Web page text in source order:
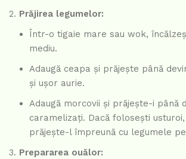
Prăjirea legumelor:
Într-o tigaie mare sau wok,
mediu.
Adaugă ceapa și prăjește până
și ușor aurie.
Adaugă morcovii și prăjește-i până
caramelizați. Dacă folosești
prăjește-l împreună cu legumele
Prepararea ouălor: